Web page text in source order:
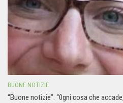
BUONE NOTIZIE
“Buone notizie”. “0gni cosa che